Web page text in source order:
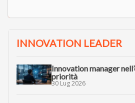
INNOVATION LEADER
Innovation manager
priorità
30 Lug 2026